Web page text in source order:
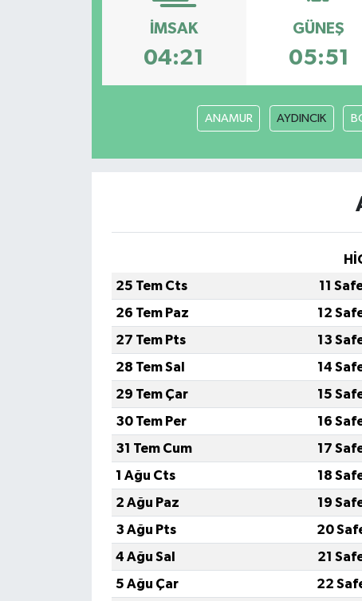
İMSAK
04:21
GÜNEŞ
05:51
ANAMUR AYDINCIK
25 Tem Cts
11
26 Tem Paz
12
27 Tem Pts
13
28 Tem Sal
14
29 Tem Çar
15
30 Tem Per
16
31 Tem Cum
17
1 Ağu Cts
18
2 Ağu Paz
19
3 Ağu Pts
20
4 Ağu Sal
21
5 Ağu Çar
22